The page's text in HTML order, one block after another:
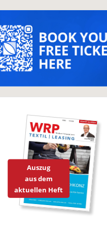
Auszug
aus dem
aktuellen Heft